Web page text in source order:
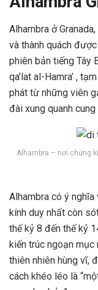
Alhambra ở
và thành quách được
phiên bản tiếng Tây
qa’lat al-Hamra’ ,
phát từ những viên
đài xung quanh cung
Alhambra – nơi chứng
Alhambra có ý
kính duy nhất còn
thế kỷ 8 đến thế kỷ
kiến ​​trúc ngoạn
thiên nhiên hùng vĩ,
cách khéo léo là